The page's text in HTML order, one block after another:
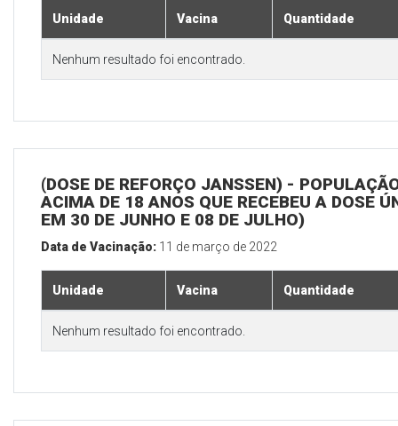
Unidade Vacina Quantidade
Nenhum resultado foi encontrado.
(DOSE DE REFORÇO JANSSEN) -
ACIMA DE 18 ANOS QUE RECEBEU A DOSE
EM 30 DE JUNHO E 08 DE JULHO)
Data de Vacinação: 11 de março de 2022
Unidade Vacina Quantidade
Nenhum resultado foi encontrado.